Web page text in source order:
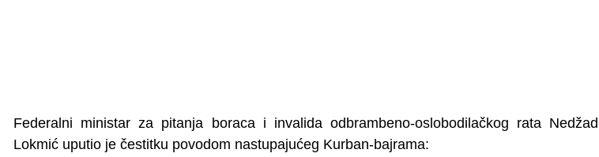
Federalni ministar za pitanja boraca i invalida odbrambeno-oslobodilačkog rata Nedžad
Lokmić uputio je čestitku povodom nastupajućeg Kurban-bajrama: